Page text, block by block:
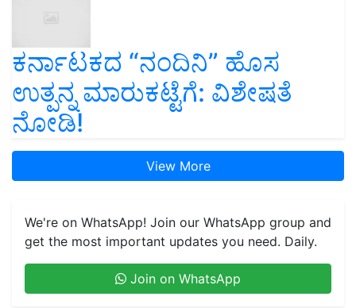
ಕರ್ನಾಟಕದ “ನಂದಿನಿ” ಹೊಸ
ಉತ್ಪನ್ನ ಮಾರುಕಟ್ಟೆಗೆ: ವಿಶೇಷತೆ
ನೋಡಿ!
View More
We're on WhatsApp! Join our WhatsApp group and
get the most important updates you need. Daily.
Join on WhatsApp